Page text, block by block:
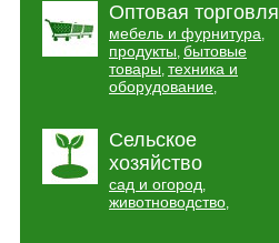
Оптовая торговля
мебель и фурнитура,
продукты, бытовые
товары, техника и
оборудование,
Сельское
хозяйство
сад и огород,
животноводство,